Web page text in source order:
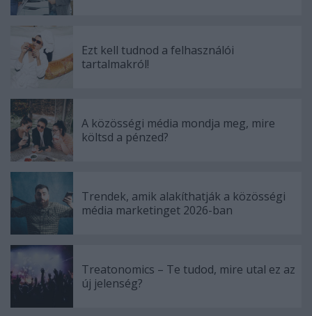
Ezt kell tudnod a felhasználói
tartalmakról!
A közösségi média mondja meg, mire
költsd a pénzed?
Trendek, amik alakíthatják a közösségi
média marketinget 2026-ban
Treatonomics – Te tudod, mire utal ez az
új jelenség?